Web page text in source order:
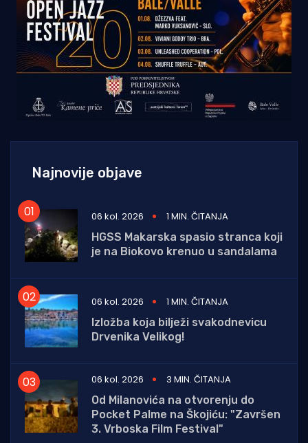
Najnovije objave
06 kol. 2026
1 MIN. ČITANJA
HGSS Makarska spasio stranca koji
je na Biokovo krenuo u sandalama
06 kol. 2026
1 MIN. ČITANJA
Izložba koja bilježi svakodnevicu
Drvenika Velikog!
06 kol. 2026
3 MIN. ČITANJA
Od Milanovića na otvorenju do
Pocket Palme na Škojiću: "Završen
3. Vrboska Film Festival"